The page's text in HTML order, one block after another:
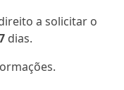
a solicitar o
dias.